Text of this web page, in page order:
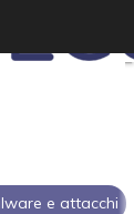
e attacchi